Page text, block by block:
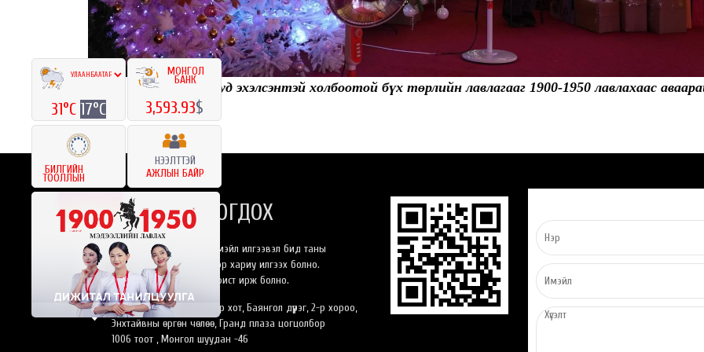
Шинэ жилийн баярууд эхэлсэнтэй холбоотой бүх төрлийн лавлагааг 1900-1950 лавлахаас
БИДЭНТЭЙ ХОЛБОГДОХ
Та бидэнлүү онлайнаар имэйл илгээвэл бид таны
хүсэлтэнд 24 цагийн дотор хариу илгээх болно.
Эсвэл өөрийн биеэр оффист ирж болно.
Монгол Улс, Улаанбаатар хот, Баянгол дүүрэг, 2-р хороо,
Энхтайвны өргөн чөлөө, Гранд плаза цогцолбор
1006 тоот , Монгол шуудан -46
31°C 17°C
МОНГОЛ
БАНК
3,593.93$
БИЛГИЙН
ТООЛЛЫН
НЭЭЛТТЭЙ
АЖЛЫН БАЙР